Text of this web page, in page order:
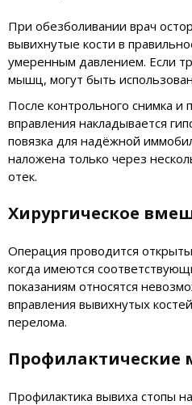
При обезболивании врач
вывихнутые кости в
умеренным давлением. Если
мышц, могут быть
После контрольного снимка
вправления накладывается
повязка для надёжной
наложена только через
отек.
Хирургическое
Операция проводится
когда имеются
показаниям относятся
вправления вывихнутых
перелома.
Профилактические
Профилактика вывиха стопы